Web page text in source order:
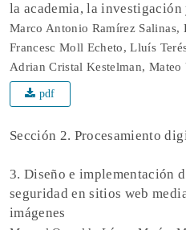
la academia, la
Marco Antonio Ramírez Salinas,
Francesc Moll Echeto, Lluís
Adrian Cristal Kestelman, Mateo
pdf
Sección 2. Procesamiento
3. Diseño e implementación
seguridad en sitios web
imágenes